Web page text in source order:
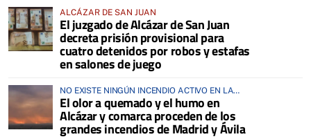
ALCÁZAR DE SAN JUAN
El juzgado de Alcázar de San Juan
decreta prisión provisional para
cuatro detenidos por robos y estafas
en salones de juego
NO EXISTE NINGÚN INCENDIO ACTIVO EN LA
COMARCA
El olor a quemado y el humo en
Alcázar y comarca proceden de los
grandes incendios de Madrid y Ávila